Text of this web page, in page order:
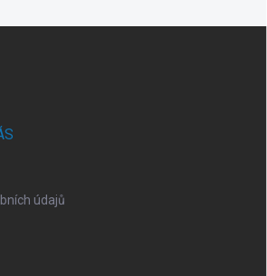
údajů